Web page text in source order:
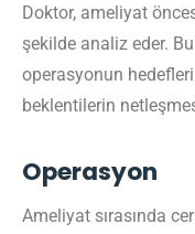
Doktor, ameliyat
şekilde analiz eder.
operasyonun
beklentilerin
Operasyon
Ameliyat sırasında